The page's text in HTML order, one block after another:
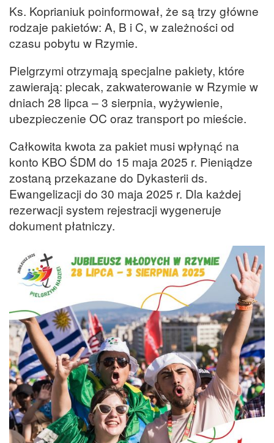
Ks. Koprianiuk poinformował, że są trzy główne
rodzaje pakietów: A, B i C, w zależności od
czasu pobytu w Rzymie.
Pielgrzymi otrzymają specjalne pakiety, które
zawierają: plecak, zakwaterowanie w Rzymie w
dniach 28 lipca – 3 sierpnia, wyżywienie,
ubezpieczenie OC oraz transport po mieście.
Całkowita kwota za pakiet musi wpłynąć na
konto KBO ŚDM do 15 maja 2025 r. Pieniądze
zostaną przekazane do Dykasterii ds.
Ewangelizacji do 30 maja 2025 r. Dla każdej
rezerwacji system rejestracji wygeneruje
dokument płatniczy.